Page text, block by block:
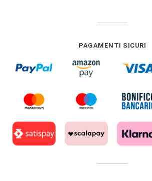
PAGAMENTI SICURI